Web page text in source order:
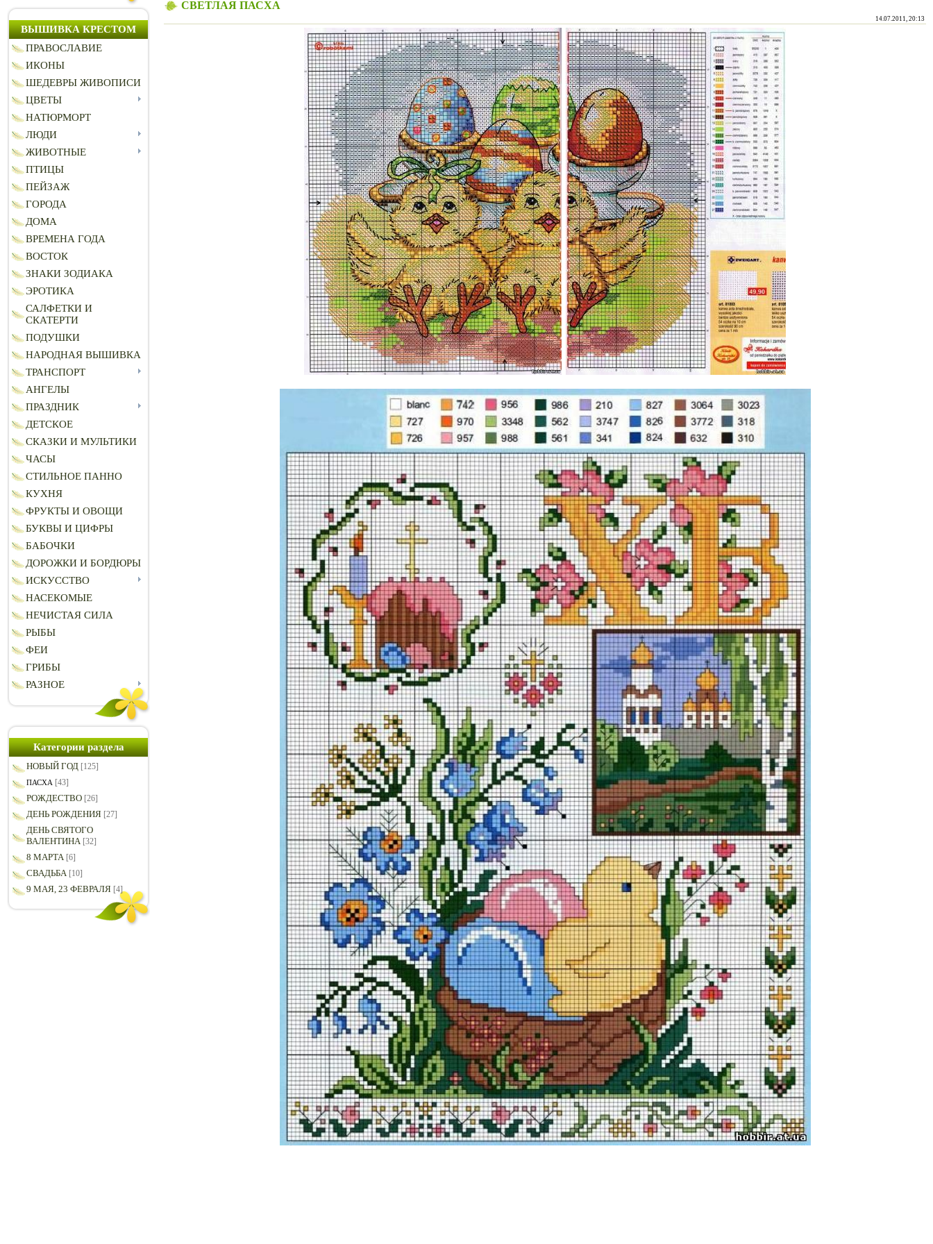
ВЫШИВКА КРЕСТОМ
ПРАВОСЛАВИЕ
ИКОНЫ
ШЕДЕВРЫ ЖИВОПИСИ
ЦВЕТЫ
НАТЮРМОРТ
ЛЮДИ
ЖИВОТНЫЕ
ПТИЦЫ
ПЕЙЗАЖ
ГОРОДА
ДОМА
ВРЕМЕНА ГОДА
ВОСТОК
ЗНАКИ ЗОДИАКА
ЭРОТИКА
САЛФЕТКИ И
СКАТЕРТИ
ПОДУШКИ
НАРОДНАЯ ВЫШИВКА
ТРАНСПОРТ
АНГЕЛЫ
ПРАЗДНИК
ДЕТСКОЕ
СКАЗКИ И МУЛЬТИКИ
ЧАСЫ
СТИЛЬНОЕ ПАННО
КУХНЯ
ФРУКТЫ И ОВОЩИ
БУКВЫ И ЦИФРЫ
БАБОЧКИ
ДОРОЖКИ И БОРДЮРЫ
ИСКУССТВО
НАСЕКОМЫЕ
НЕЧИСТАЯ СИЛА
РЫБЫ
ФЕИ
ГРИБЫ
РАЗНОЕ
Категории раздела
НОВЫЙ ГОД [125]
ПАСХА [43]
РОЖДЕСТВО [26]
ДЕНЬ РОЖДЕНИЯ [27]
ДЕНЬ СВЯТОГО
ВАЛЕНТИНА [32]
8 МАРТА [6]
СВАДЬБА [10]
9 МАЯ, 23 ФЕВРАЛЯ [4]
СВЕТЛАЯ ПАСХА
14.07.2011, 20:13